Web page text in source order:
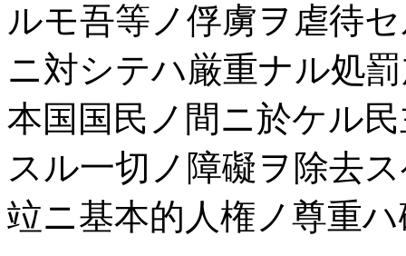
ルモ吾等ノ俘虜ヲ虐待
ニ対シテハ厳重ナル処
本国国民ノ間ニ於ケル
スル一切ノ障礙ヲ除去
竝ニ基本的人権ノ尊重